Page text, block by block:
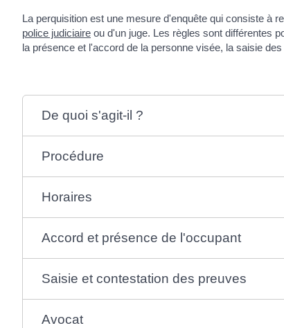
La perquisition est une mesure d'enquête qui consiste à
police judiciaire ou d'un juge. Les règles sont différentes
la présence et l'accord de la personne visée, la saisie
De quoi s'agit-il ?
Procédure
Horaires
Accord et présence de l'occupant
Saisie et contestation des preuves
Avocat